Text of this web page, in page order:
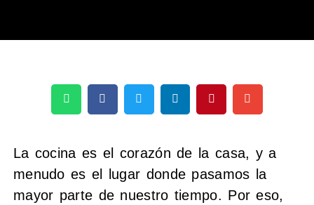
La cocina es el corazón de la casa, y a
menudo es el lugar donde pasamos la
mayor parte de nuestro tiempo. Por eso,